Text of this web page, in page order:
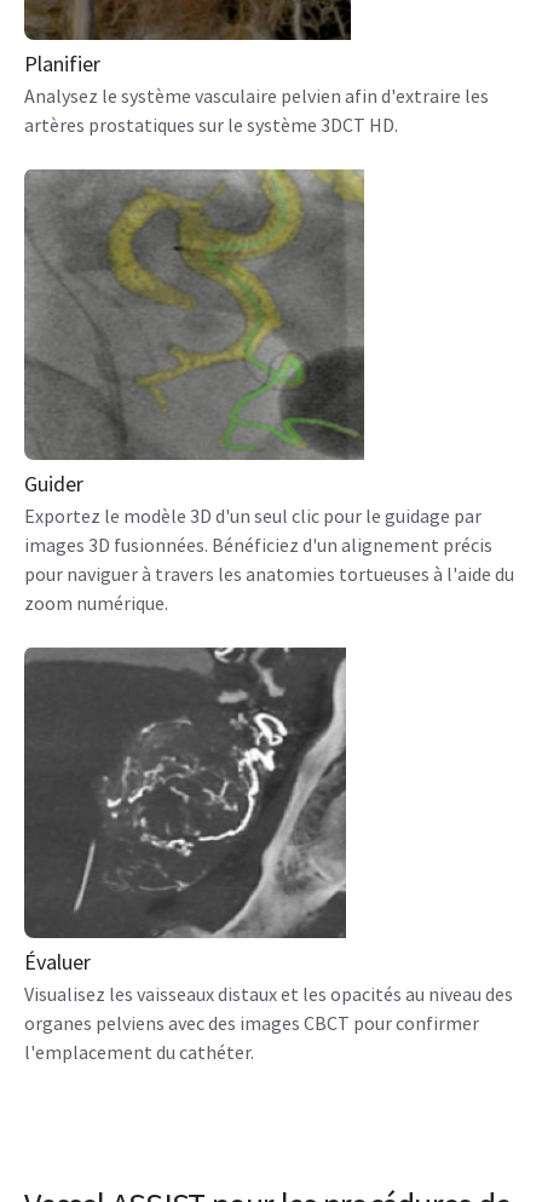
Planifier
Analysez le système vasculaire pelvien afin d'extraire les
artères prostatiques sur le système 3DCT HD.
Guider
Exportez le modèle 3D d'un seul clic pour le guidage par
images 3D fusionnées. Bénéficiez d'un alignement précis
pour naviguer à travers les anatomies tortueuses à l'aide du
zoom numérique.
Évaluer
Visualisez les vaisseaux distaux et les opacités au niveau des
organes pelviens avec des images CBCT pour confirmer
l'emplacement du cathéter.